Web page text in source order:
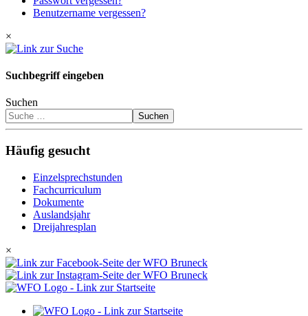
Benutzername vergessen?
×
Suchbegriff eingeben
Suchen
Suchen
Häufig gesucht
Einzelsprechstunden
Fachcurriculum
Dokumente
Auslandsjahr
Dreijahresplan
×